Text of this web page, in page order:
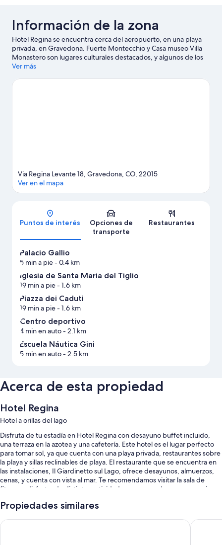
Información de la zona
Hotel Regina se encuentra cerca del aeropuerto, en una playa
privada, en Gravedona. Fuerte Montecchio y Casa museo Villa
Monastero son lugares culturales destacados, y algunos de los
lugares cercanos donde se pueden hacer actividades incluyen
También vale la pena conocer Escuela Náutica Gini y Enoteca
Ver más
Mapa
Via Regina Levante 18, Gravedona, CO, 22015
Ver en el mapa
Puntos de interés
Opciones de
transporte
Restaurantes
Palacio Gallio
5 min a pie- 0.4 km
Iglesia de Santa Maria del Tiglio
19 min a pie- 1.6 km
Piazza dei Caduti
19 min a pie- 1.6 km
Centro deportivo
4 min en auto- 2.1 km
Escuela Náutica Gini
5 min en auto- 2.5 km
Acerca de esta propiedad
Hotel Regina
Hotel a orillas del lago
Disfruta de tu estadía en Hotel Regina con desayuno buffet incluido,
una terraza en la azotea y una cafetería. Este hotel es el lugar perfecto
para tomar sol, ya que cuenta con una playa privada, restaurantes sobre
la playa y sillas reclinables de playa. El restaurante que se encuentra en
las instalaciones, Il Giardinetto sul Lago, ofrece desayunos, almuerzos,
cenas, y cuenta con vista al mar. Te recomendamos visitar la sala de
fitness y disfrutar de distintas actividades como senderos para caminar
con wifi gratis en la habitación. Además, la propiedad cuenta con un
Propiedades similares
Seven Park Hotel Lake Como - Adults Only Hotel